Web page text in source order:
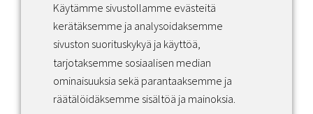
Facebook Instagram LinkedIn
Sopimusehdot
Käytämme sivustollamme evästeitä
kerätäksemme ja analysoidaksemme
sivuston suorituskykyä ja käyttöä,
tarjotaksemme sosiaalisen median
ominaisuuksia sekä parantaaksemme ja
räätälöidäksemme sisältöä ja mainoksia.